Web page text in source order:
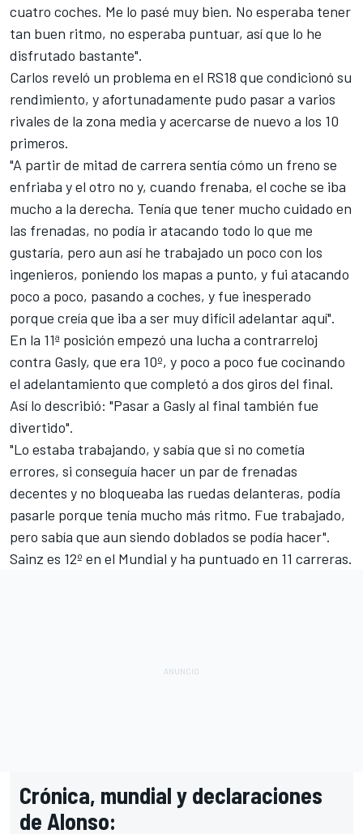
cuatro coches. Me lo pasé muy bien. No esperaba tener
tan buen ritmo, no esperaba puntuar, así que lo he
disfrutado bastante".
Carlos reveló un problema en el RS18 que condicionó su
rendimiento, y afortunadamente pudo pasar a varios
rivales de la zona media y acercarse de nuevo a los 10
primeros.
"A partir de mitad de carrera sentía cómo un freno se
enfriaba y el otro no y, cuando frenaba, el coche se iba
mucho a la derecha. Tenía que tener mucho cuidado en
las frenadas, no podía ir atacando todo lo que me
gustaría, pero aun así he trabajado un poco con los
ingenieros, poniendo los mapas a punto, y fui atacando
poco a poco, pasando a coches, y fue inesperado
porque creía que iba a ser muy difícil adelantar aquí".
En la 11ª posición empezó una lucha a contrarreloj
contra Gasly, que era 10º, y poco a poco fue cocinando
el adelantamiento que completó a dos giros del final.
Así lo describió: "Pasar a Gasly al final también fue
divertido".
"Lo estaba trabajando, y sabía que si no cometía
errores, si conseguía hacer un par de frenadas
decentes y no bloqueaba las ruedas delanteras, podía
pasarle porque tenía mucho más ritmo. Fue trabajado,
pero sabía que aun siendo doblados se podía hacer".
Sainz es 12º en el Mundial y ha puntuado en 11 carreras.
Crónica, mundial y declaraciones
de Alonso: